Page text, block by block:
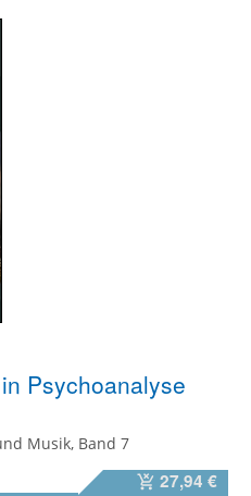
Psychoanalyse
Musik, Band 7
27,94 €